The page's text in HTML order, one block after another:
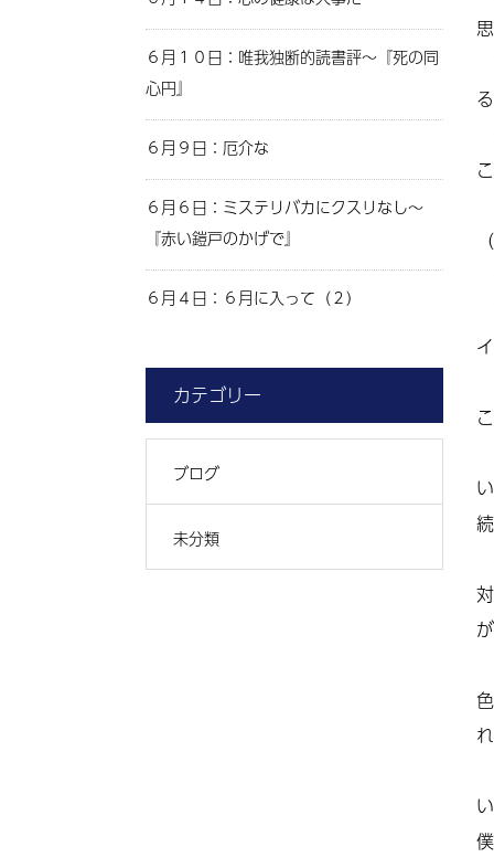
６月１０日：唯我独断的読書評～『死の同
心円』
６月９日：厄介な
６月６日：ミステリバカにクスリなし～
『赤い鎧戸のかげで』
６月４日：６月に入って（２）
カテゴリー
ブログ
未分類